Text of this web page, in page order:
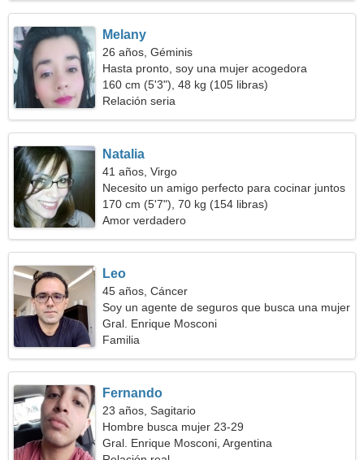
Melany
26 años, Géminis
Hasta pronto, soy una mujer acogedora
160 cm (5'3"), 48 kg (105 libras)
Relación seria
Natalia
41 años, Virgo
Necesito un amigo perfecto para cocinar juntos
170 cm (5'7"), 70 kg (154 libras)
Amor verdadero
Leo
45 años, Cáncer
Soy un agente de seguros que busca una mujer
romántica
Gral. Enrique Mosconi
Familia
Fernando
23 años, Sagitario
Hombre busca mujer 23-29
Gral. Enrique Mosconi, Argentina